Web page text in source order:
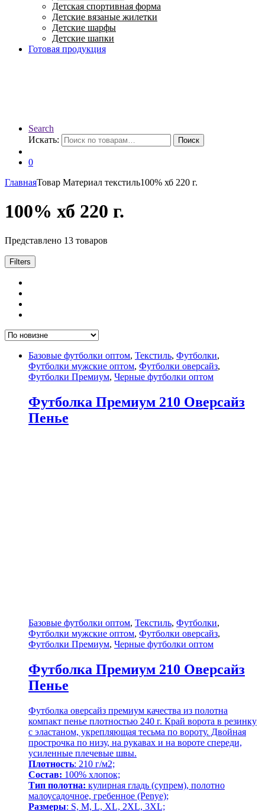
Детская спортивная форма
Детские вязаные жилетки
Детские шарфы
Детские шапки
Готовая продукция
Search
Искать:
Поиск
0
ГлавнаяТовар Материал текстиль100% хб 220 г.
100% хб 220 г.
Представлено 13 товаров
Filters
Базовые футболки оптом, Текстиль, Футболки,
Футболки мужские оптом, Футболки оверсайз,
Футболки Премиум, Черные футболки оптом
Футболка Премиум 210 Оверсайз
Пенье
Базовые футболки оптом, Текстиль, Футболки,
Футболки мужские оптом, Футболки оверсайз,
Футболки Премиум, Черные футболки оптом
Футболка Премиум 210 Оверсайз
Пенье
Футболка оверсайз премиум качества из полотна
компакт пенье плотностью 240 г. Край ворота в резинку
с эластаном, укрепляющая тесьма по вороту. Двойная
прострочка по низу, на рукавах и на вороте спереди,
усиленные плечевые швы.
Плотность: 210 г/м2;
Состав: 100% хлопок;
Тип полотна: кулирная гладь (супрем), полотно
малоусадочное, гребенное (Penye);
Размеры: S, M, L, XL, 2XL, 3XL;